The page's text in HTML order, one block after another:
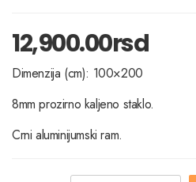
12,900.00rsd
Dimenzija (cm): 100×200
8mm prozirno kaljeno staklo.
Crni aluminijumski ram.